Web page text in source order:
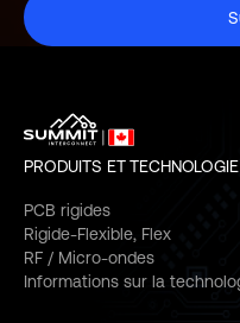
PRODUITS ET TECHNOLOGIE
PCB rigides
Rigide-Flexible, Flex
RF / Micro-ondes
Informations sur la